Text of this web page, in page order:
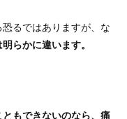
るではありますが、な
らかに違います。
もできないのなら、痛